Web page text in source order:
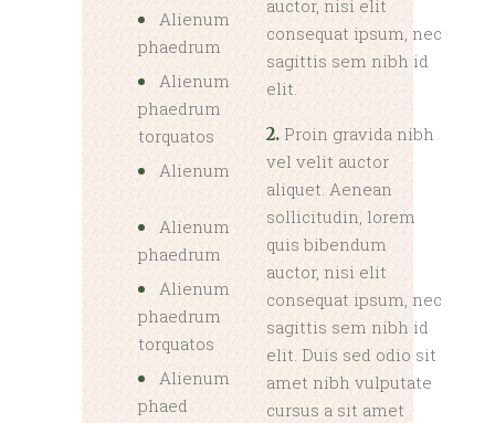
Alienum
phaedrum
Alienum
phaedrum
torquatos
Alienum
Alienum
phaedrum
Alienum
phaedrum
torquatos
Alienum
phaed
auctor, nisi elit
consequat ipsum, nec
sagittis sem nibh id
elit.
2. Proin gravida nibh
vel velit auctor
aliquet. Aenean
sollicitudin, lorem
quis bibendum
auctor, nisi elit
consequat ipsum, nec
sagittis sem nibh id
elit. Duis sed odio sit
amet nibh vulputate
cursus a sit amet